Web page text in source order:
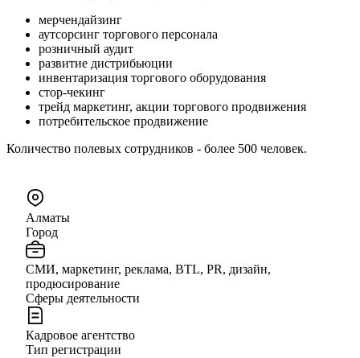
мерчендайзинг
аутсорсинг торгового персонала
розничный аудит
развитие дистрибьюции
инвентаризация торгового оборудования
стор-чекинг
трейд маркетинг, акции торгового продвижения
потребительское продвижение
Количество полевых сотрудников - более 500 человек.
Алматы
Город
СМИ, маркетинг, реклама, BTL, PR, дизайн,
продюсирование
Сферы деятельности
Кадровое агентство
Тип регистрации